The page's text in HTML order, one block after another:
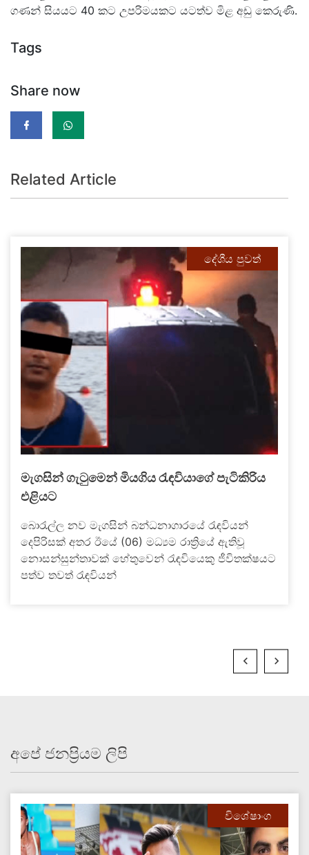
ගණන් සියයට 40 කට උපරිමයකට යටත්ව මිළ අඩු කෙරුණි.
Tags
Share now
Related Article
දේශීය පුවත්
මැගසින් ගැටුමෙන් මියගිය රැඳවියාගේ පැටිකිරිය
එළියට
බොරැල්ල නව මැගසින් බන්ධනාගාරයේ රැඳවියන්
දෙපිරිසක් අතර ඊයේ (06) මධ්‍යම රාත්‍රියේ ඇතිවූ
නොසන්සුන්තාවක් හේතුවෙන් රැඳවියෙකු ජීවිතක්ෂයට
පත්ව තවත් රැඳවියන්
අපේ ජනප්‍රියම ලිපි
විශේෂාංග